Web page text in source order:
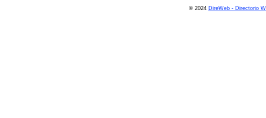
© 2024 DireWeb - Directorio